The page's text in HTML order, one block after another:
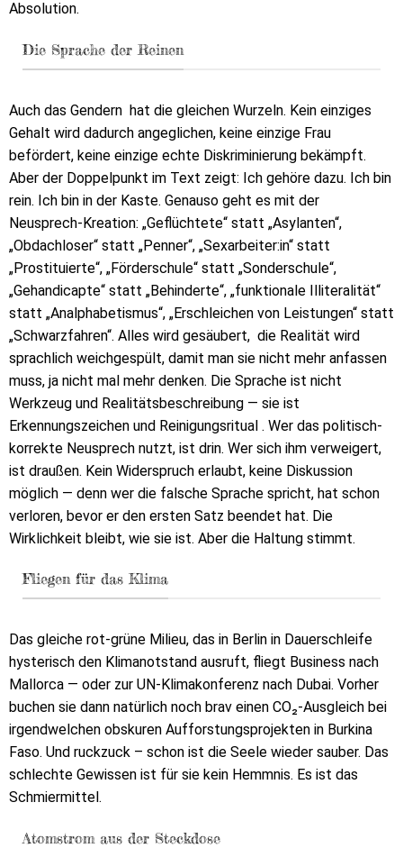
Absolution.
Die Sprache der Reinen
Auch das Gendern hat die gleichen Wurzeln. Kein einziges
Gehalt wird dadurch angeglichen, keine einzige Frau
befördert, keine einzige echte Diskriminierung bekämpft.
Aber der Doppelpunkt im Text zeigt: Ich gehöre dazu. Ich bin
rein. Ich bin in der Kaste. Genauso geht es mit der
Neusprech-Kreation: „Geflüchtete“ statt „Asylanten“,
„Obdachloser“ statt „Penner“, „Sexarbeiter:in“ statt
„Prostituierte“, „Förderschule“ statt „Sonderschule“,
„Gehandicapte“ statt „Behinderte“, „funktionale Illiteralität“
statt „Analphabetismus“, „Erschleichen von Leistungen“ statt
„Schwarzfahren“. Alles wird gesäubert, die Realität wird
sprachlich weichgespült, damit man sie nicht mehr anfassen
muss, ja nicht mal mehr denken. Die Sprache ist nicht
Werkzeug und Realitätsbeschreibung — sie ist
Erkennungszeichen und Reinigungsritual . Wer das politisch-
korrekte Neusprech nutzt, ist drin. Wer sich ihm verweigert,
ist draußen. Kein Widerspruch erlaubt, keine Diskussion
möglich — denn wer die falsche Sprache spricht, hat schon
verloren, bevor er den ersten Satz beendet hat. Die
Wirklichkeit bleibt, wie sie ist. Aber die Haltung stimmt.
Fliegen für das Klima
Das gleiche rot-grüne Milieu, das in Berlin in Dauerschleife
hysterisch den Klimanotstand ausruft, fliegt Business nach
Mallorca — oder zur UN-Klimakonferenz nach Dubai. Vorher
buchen sie dann natürlich noch brav einen CO₂-Ausgleich bei
irgendwelchen obskuren Aufforstungsprojekten in Burkina
Faso. Und ruckzuck – schon ist die Seele wieder sauber. Das
schlechte Gewissen ist für sie kein Hemmnis. Es ist das
Schmiermittel.
Atomstrom aus der Steckdose